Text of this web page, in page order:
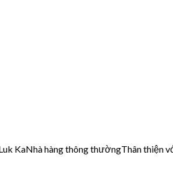
KaNhà hàng thông thườngThân thiện